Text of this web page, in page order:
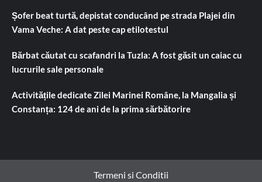
Șofer beat turtă, depistat conducând pe strada Plajei din
Vama Veche: A dat peste cap etilotestul
Bărbat căutat cu scafandri la Tuzla: A fost găsit un caiac cu
lucrurile sale personale
Activitățile dedicate Zilei Marinei Române, la Mangalia și
Constanța: 124 de ani de la prima sărbătorire
Termeni si Conditii